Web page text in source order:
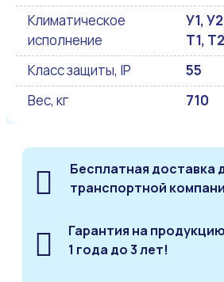
Климатическое
исполнение
У1,
Т1, Т2
Класс защиты, IP
55
Вес, кг
710
Бесплатная доставка
транспортной
Гарантия на
1 года до 3 лет!